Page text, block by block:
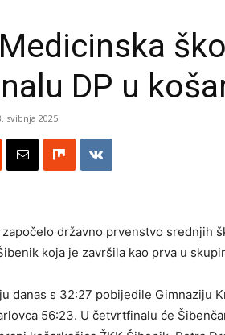
DP u
svibnja 2025.
državno prvenstvo srednjih
koja je završila kao prva u
danas s 32:27 pobijedile Gimnaziju
56:23. U četvrtfinalu će